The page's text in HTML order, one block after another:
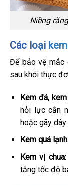
Niềng
Các loại
Để bảo vệ mắc
sau khỏi thực
Kem đá,
hỏi lực cắn
hoặc gãy dây
Kem quá lạnh:
Kem vị chua:
tăng tốc độ